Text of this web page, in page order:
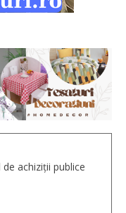
achiziții publice